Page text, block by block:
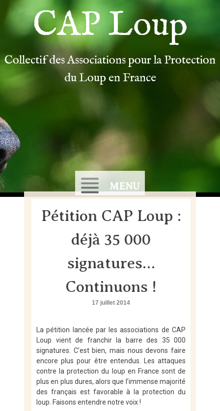
CAP Loup
Collectif des Associations pour la Protection
du Loup en France
MENU
Skip
to
content
Pétition CAP Loup :
déjà 35 000
signatures…
Continuons !
17 juillet 2014
La pétition lancée par les associations de CAP
Loup vient de franchir la barre des 35 000
signatures. C’est bien, mais nous devons faire
encore plus pour être entendus. Les attaques
contre la protection du loup en France sont de
plus en plus dures, alors que l’immense majorité
des français est favorable à la protection du
loup. Faisons entendre notre voix !